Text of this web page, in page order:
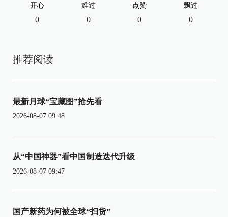
开心
0
难过
0
点赞
0
飘过
0
推荐阅读
最新月球“宝藏图”抢先看
2026-08-07 09:48
从“中国神器”看中国制造迭代升级
2026-08-07 09:47
国产新药为何被全球“扫货”